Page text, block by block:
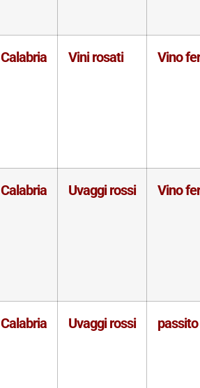
Calabria Vini rosati Vino
Calabria Uvaggi rossi Vino
Calabria Uvaggi rossi passito